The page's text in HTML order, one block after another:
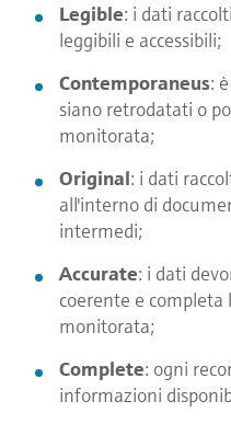
Legible: i dati
leggibili e accessibili;
Contemporaneus:
siano retrodatati o
monitorata;
Original: i dati
all'interno di
intermedi;
Accurate: i dati
coerente e
monitorata;
Complete: ogni
informazioni